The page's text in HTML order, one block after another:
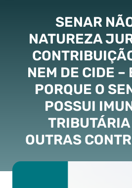
SENAR
NATUREZA
NEM DE CIDE –
PORQUE O
POSSUI
TRIBUTÁRIA
OUTRAS